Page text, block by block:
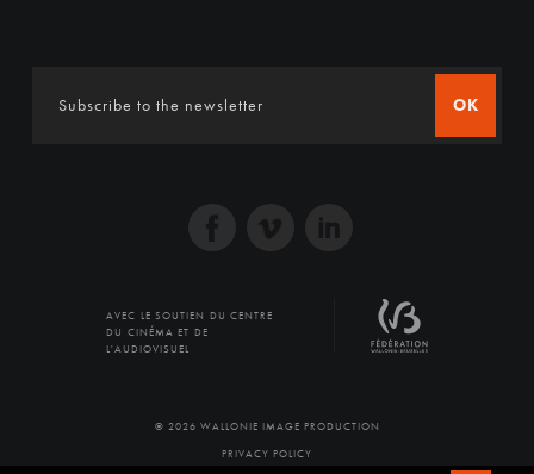
OK
AVEC LE SOUTIEN DU CENTRE
DU CINÉMA ET DE
L'AUDIOVISUEL
© 2026 WALLONIE IMAGE PRODUCTION
PRIVACY POLICY